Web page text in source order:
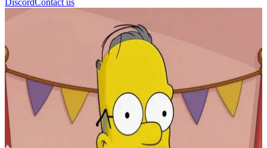
DiscordContact us